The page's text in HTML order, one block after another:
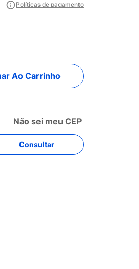
Políticas de pagamento
Ao Carrinho
Não sei meu CEP